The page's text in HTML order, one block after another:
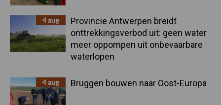
4 aug
Provincie Antwerpen breidt
onttrekkingsverbod uit: geen water
meer oppompen uit onbevaarbare
waterlopen
4 aug Bruggen bouwen naar Oost-Europa